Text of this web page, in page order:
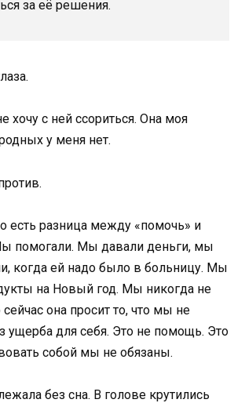
за её решения.
хочу с ней ссориться. Она моя
у меня нет.
есть разница между «помочь» и
помогали. Мы давали деньги, мы
когда ей надо было в больницу. Мы
на Новый год. Мы никогда не
она просит то, что мы не
ущерба для себя. Это не помощь. Это
собой мы не обязаны.
без сна. В голове крутились